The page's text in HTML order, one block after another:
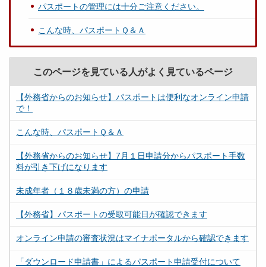
パスポートの管理には十分ご注意ください。
こんな時、パスポートＱ＆Ａ
このページを見ている人がよく見ているページ
【外務省からのお知らせ】パスポートは便利なオンライン申請
で！
こんな時、パスポートＱ＆Ａ
【外務省からのお知らせ】7月１日申請分からパスポート手数
料が引き下げになります
未成年者（１８歳未満の方）の申請
【外務省】パスポートの受取可能日が確認できます
オンライン申請の審査状況はマイナポータルから確認できます
「ダウンロード申請書」によるパスポート申請受付について